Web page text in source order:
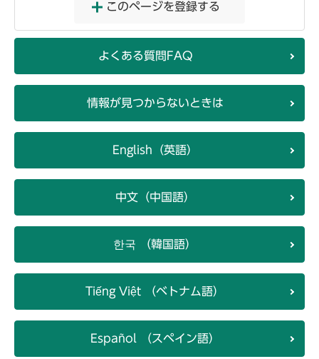
このページを登録する
よくある質問FAQ
情報が見つからないときは
English（英語）
中文（中国語）
한국 （韓国語）
Tiếng Việt （ベトナム語）
Español （スペイン語）